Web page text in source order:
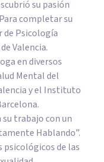
su pasión
completar su
Psicología
Valencia.
en diversos
Mental del
y el Instituto
trabajo con un
Hablando”.
psicológicos de las